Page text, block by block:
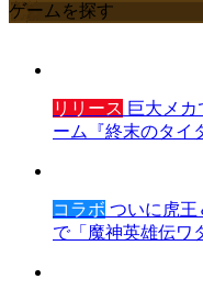
ゲームを探す
リリース 巨大メ
ーム『終末のタイ
コラボ ついに虎王
で「魔神英雄伝ワ